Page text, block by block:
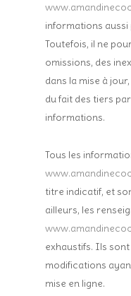
informations aussi
Toutefois, il ne
omissions, des
dans la mise à
du fait des tiers
informations.
Tous les
titre indicatif, et
ailleurs, les
exhaustifs. Ils
modifications
mise en ligne.